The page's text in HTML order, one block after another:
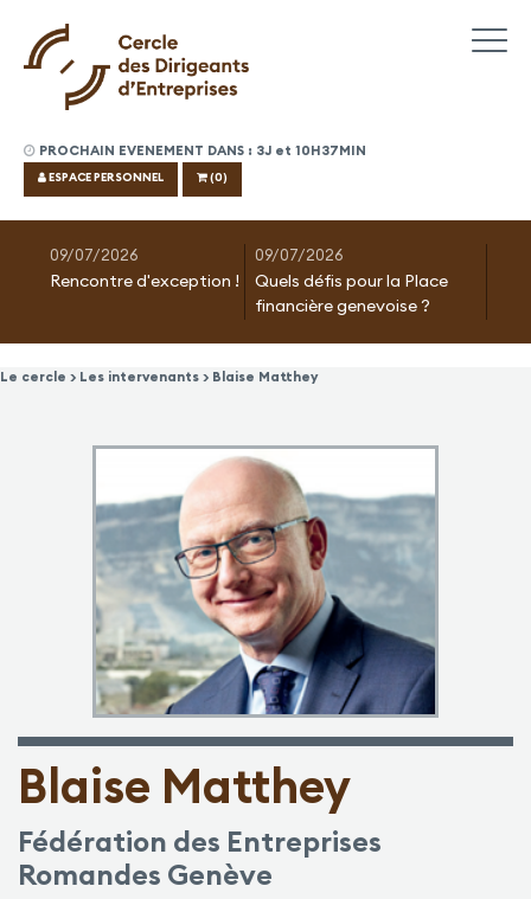
PROCHAIN EVENEMENT DANS : 3J et 10H37MIN
ESPACE PERSONNEL (0)
09/07/2026
Rencontre d'exception !
09/07/2026
Quels défis pour la Place
financière genevoise ?
Le cercle > Les intervenants > Blaise Matthey
Blaise Matthey
Fédération des Entreprises
Romandes Genève